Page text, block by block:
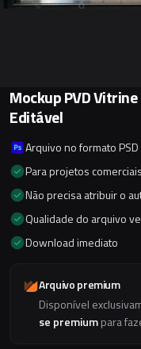
Mockup PVD
Editável
Arquivo no formato
Para projetos
Não precisa atribuir o
Qualidade do arquivo
Download imediato
Arquivo premium
Disponível
se premiumpara